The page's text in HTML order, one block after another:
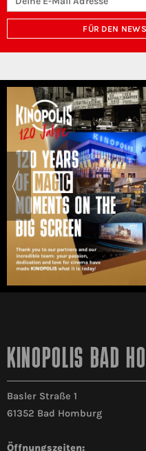
FÜR DEN
KINOPOLIS BAD
Basler Straße 1
61352 Bad Homburg
Öffnungszeiten: